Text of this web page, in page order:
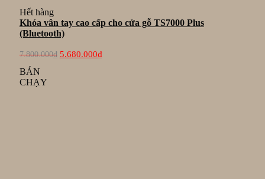
Hết hàng
Khóa vân tay cao cấp cho cửa gỗ TS7000 Plus
(Bluetooth)
7.800.000₫
Giá
gốc
5.680.000₫Giá
hiện
BÁN
CHẠY